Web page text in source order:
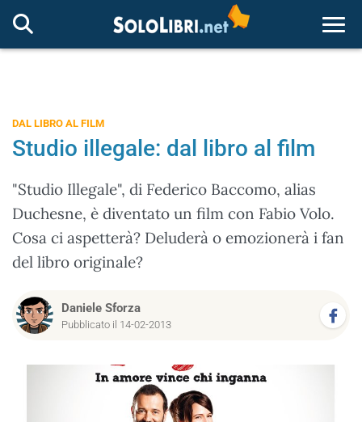
DAL LIBRO AL FILM
Studio illegale: dal libro al film
"Studio Illegale", di Federico Baccomo, alias
Duchesne, è diventato un film con Fabio Volo.
Cosa ci aspetterà? Deluderà o emozionerà i fan
del libro originale?
Daniele Sforza
Pubblicato il 14-02-2013